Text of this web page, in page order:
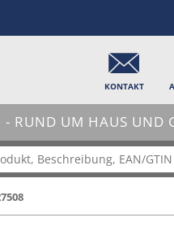
KONTAKT
RUND UM HAUS UND